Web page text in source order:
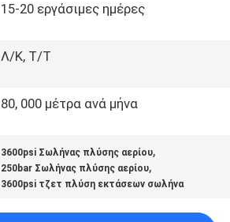
15-20 εργάσιμες ημέρες
Λ/Κ, Τ/Τ
80, 000 μέτρα ανά μήνα
3600psi Σωλήνας πλύσης αερίου,
250bar Σωλήνας πλύσης αερίου,
3600psi τζετ πλύση εκτάσεων σωλήνα